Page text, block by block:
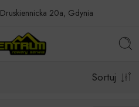
Druskiennicka 20a, Gdynia
Sortuj